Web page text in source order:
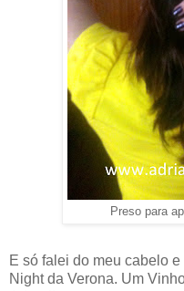
Preso para
E só falei do meu cabelo
Night da Verona. Um